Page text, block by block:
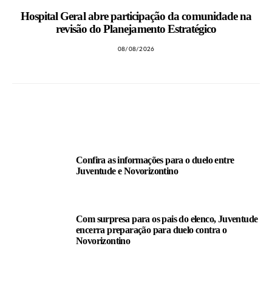
Hospital Geral abre participação da comunidade na
revisão do Planejamento Estratégico
08/08/2026
Confira as informações para o duelo entre
Juventude e Novorizontino
Com surpresa para os pais do elenco, Juventude
encerra preparação para duelo contra o
Novorizontino